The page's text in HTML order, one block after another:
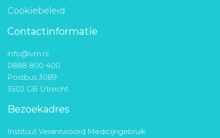
Cookiebeleid
Contactinformatie
info@ivm.nl
0888 800 400
Postbus 3089
3502 GB Utrecht
Bezoekadres
Instituut Verantwoord Medicijngebruik